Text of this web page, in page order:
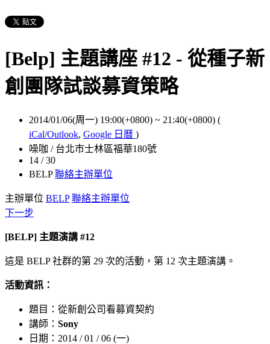
[Belp] 主題講座 #12 - 從種子新
創團隊試談募資策略
2014/01/06(周一) 19:00(+0800) ~ 21:40(+0800) (
iCal/Outlook, Google 日曆 )
噪咖 / 台北市士林區福華180號
14 / 30
BELP聯絡主辦單位
主辦單位 BELP 聯絡主辦單位
下一步
[BELP] 主題演講 #12
這是 BELP 社群的第 29 次的活動，第 12 次主題演講。
活動資訊：
題目：從新創公司看募資契約
講師： Sony
日期：2014 / 01 / 06 (一)